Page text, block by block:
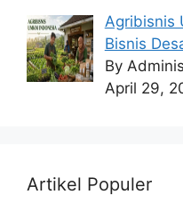
Agribisnis
Bisnis
By
April 29,
Artikel Populer